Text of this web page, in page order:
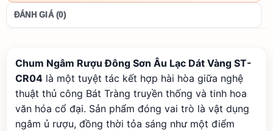
ĐÁNH GIÁ (0)
Chum Ngâm Rượu Đông Sơn Âu Lạc Dát Vàng ST-
CR04là một tuyệt tác kết hợp hài hòa giữa nghệ
thuật thủ công Bát Tràng truyền thống và tinh hoa
văn hóa cổ đại. Sản phẩm đóng vai trò là vật dụng
ngâm ủ rượu, đồng thời tỏa sáng như một điểm